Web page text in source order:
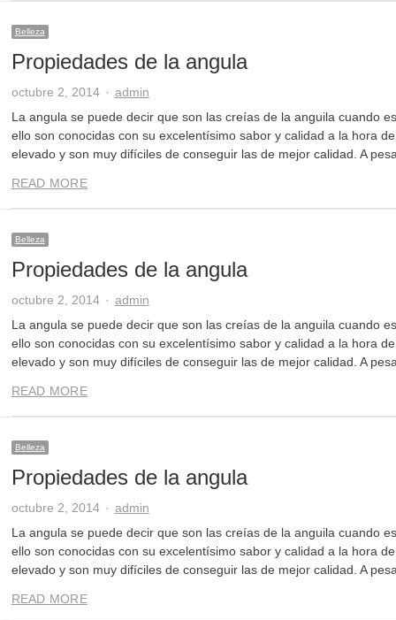
Belleza
Propiedades de la angula
octubre 2, 2014 Author
admin
La angula se puede decir que son las creías de la anguila cuando
ello son conocidas con su excelentísimo sabor y calidad a la hora
elevado y son muy difíciles de conseguir las de mejor calidad. A
READ MORE
Belleza
Propiedades de la angula
octubre 2, 2014 Author
admin
La angula se puede decir que son las creías de la anguila cuando
ello son conocidas con su excelentísimo sabor y calidad a la hora
elevado y son muy difíciles de conseguir las de mejor calidad. A
READ MORE
Belleza
Propiedades de la angula
octubre 2, 2014 Author
admin
La angula se puede decir que son las creías de la anguila cuando
ello son conocidas con su excelentísimo sabor y calidad a la hora
elevado y son muy difíciles de conseguir las de mejor calidad. A
READ MORE